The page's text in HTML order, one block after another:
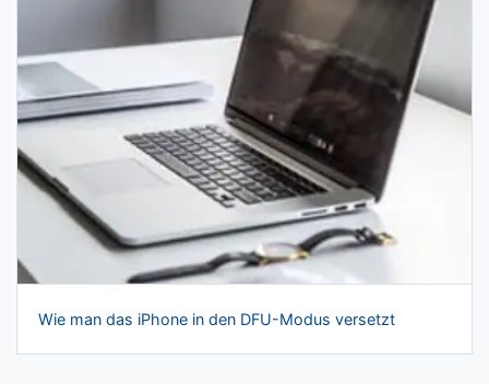
Wie man das iPhone in den DFU-Modus versetzt